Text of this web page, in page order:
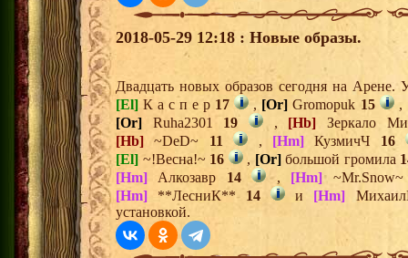
2018-05-29 12:18 : Новые образы.
Двадцать новых образов сегодня на Арене.
[El] К а с п е р 17 , [Or] Gromopuk 15 ,
[Or] Ruha2301 19 , [Hb] Зеркало
[Hb] ~DeD~ 11 , [Hm] КузмичЧ 16
[El] ~!Весна!~ 16 , [Or]большой громила
[Hm] Алкозавр 14 , [Hm]
[Hm] **ЛесниК** 14 и [Hm]
установкой.